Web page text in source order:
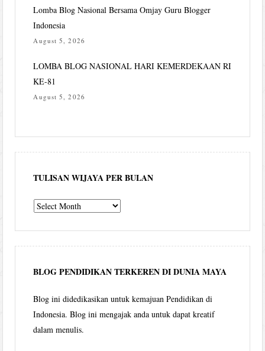
Lomba Blog Nasional Bersama Omjay Guru Blogger
Indonesia
August 5, 2026
LOMBA BLOG NASIONAL HARI KEMERDEKAAN RI
KE-81
August 5, 2026
TULISAN WIJAYA PER BULAN
Tulisan
per
bulan
BLOG PENDIDIKAN TERKEREN DI DUNIA MAYA
Blog ini didedikasikan untuk kemajuan Pendidikan di
Indonesia. Blog ini mengajak anda untuk dapat kreatif
dalam menulis.